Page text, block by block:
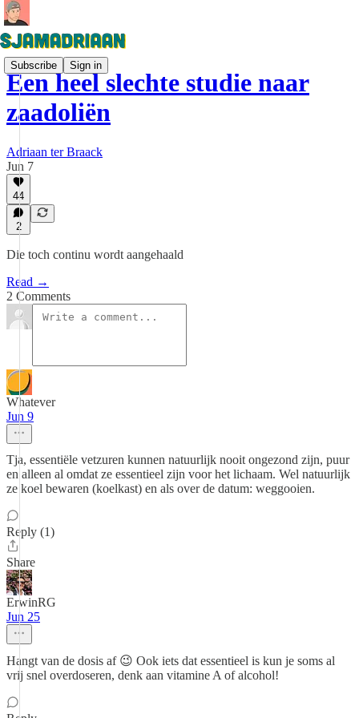
Subscribe Sign in
Een heel slechte studie naar
zaadoliën
Adriaan ter Braack
Jun 7
44
2
Die toch continu wordt aangehaald
Read →
2 Comments
Whatever
Jun 9
Tja, essentiële vetzuren kunnen natuurlijk nooit ongezond zijn, puur
en alleen al omdat ze essentieel zijn voor het lichaam. Wel natuurlijk
ze koel bewaren (koelkast) en als over de datum: weggooien.
Reply (1)
Share
ErwinRG
Jun 25
Hangt van de dosis af 😉 Ook iets dat essentieel is kun je soms al
vrij snel overdoseren, denk aan vitamine A of alcohol!